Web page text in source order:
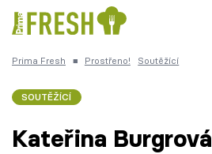
Česká kuchyně
Prima Fresh ■ Prostřeno! Soutěžící
SOUTĚŽÍCÍ
Kateřina Burgrová